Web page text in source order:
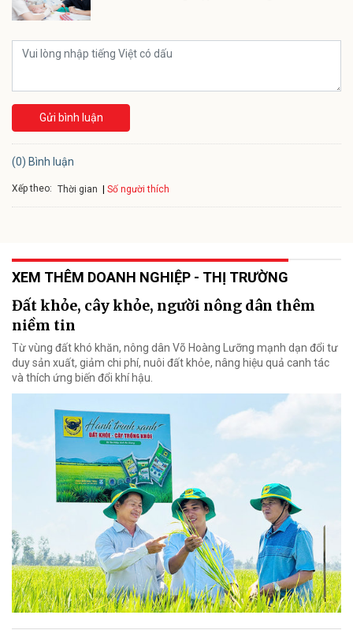
Gửi bình luận
(0) Bình luận
Xếp theo: Thời gian Số người thích
XEM THÊM DOANH NGHIỆP - THỊ TRƯỜNG
Đất khỏe, cây khỏe, người nông dân thêm
niềm tin
Từ vùng đất khó khăn, nông dân Võ Hoàng Lưỡng mạnh dạn đổi tư
duy sản xuất, giảm chi phí, nuôi đất khỏe, nâng hiệu quả canh tác
và thích ứng biến đổi khí hậu.